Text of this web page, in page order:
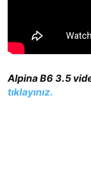
Alpina B6 3.5
tıklayınız.